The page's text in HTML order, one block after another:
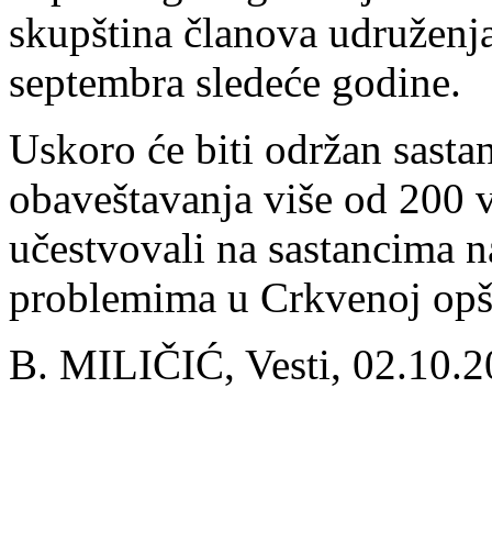
skupština članova
septembra sledeće godine.
Uskoro će biti održan
obaveštavanja više od
učestvovali na sastancima
problemima u Crkvenoj
B. MILIČIĆ, Vesti,